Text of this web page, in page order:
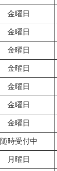
金曜日
金曜日
金曜日
金曜日
金曜日
金曜日
金曜日
随時受付中
月曜日